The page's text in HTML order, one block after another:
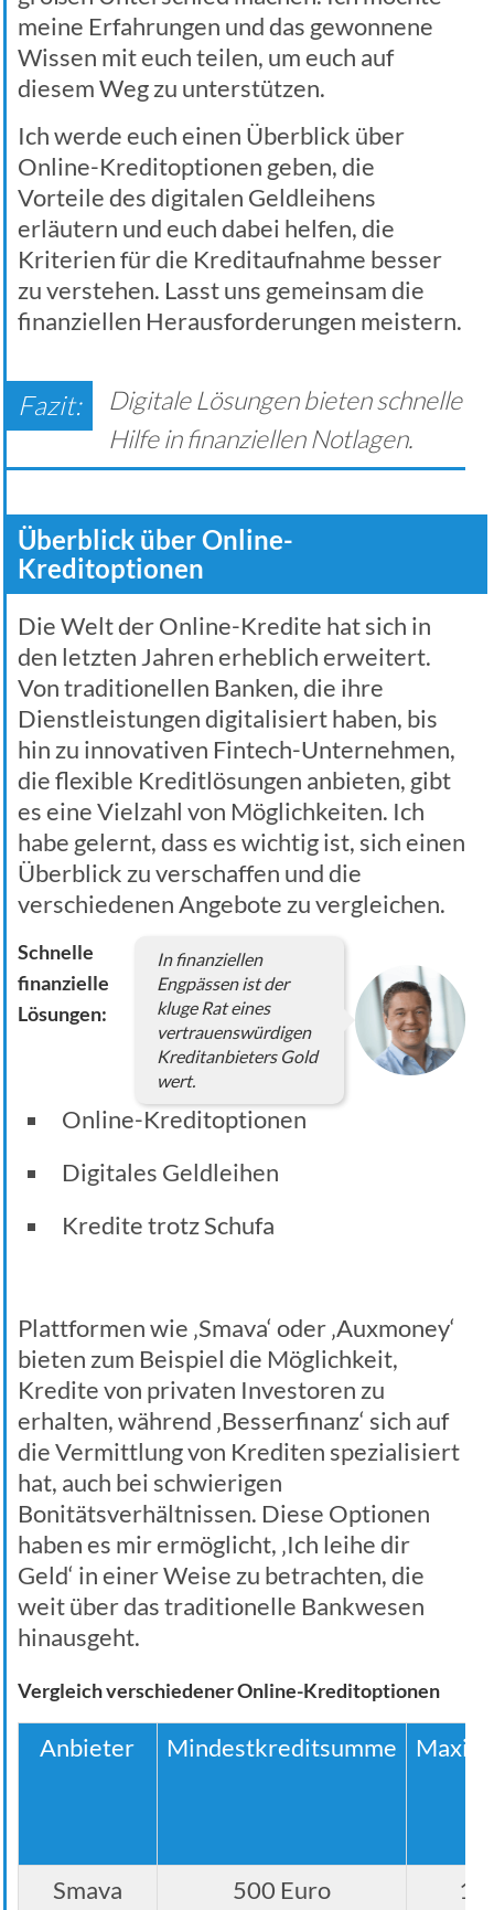
meine Erfahrungen und das gewonnene
Wissen mit euch teilen, um euch auf
diesem Weg zu unterstützen.
Ich werde euch einen Überblick über
Online-Kreditoptionen geben, die
Vorteile des digitalen Geldleihens
erläutern und euch dabei helfen, die
Kriterien für die Kreditaufnahme besser
zu verstehen. Lasst uns gemeinsam die
finanziellen Herausforderungen meistern.
Digitale Lösungen bieten schnelle
Hilfe in finanziellen Notlagen.
Überblick über Online-
Kreditoptionen
Die Welt der Online-Kredite hat sich in
den letzten Jahren erheblich erweitert.
Von traditionellen Banken, die ihre
Dienstleistungen digitalisiert haben, bis
hin zu innovativen Fintech-Unternehmen,
die flexible Kreditlösungen anbieten, gibt
es eine Vielzahl von Möglichkeiten. Ich
habe gelernt, dass es wichtig ist, sich einen
Überblick zu verschaffen und die
verschiedenen Angebote zu vergleichen.
In finanziellen
Engpässen ist der
kluge Rat eines
vertrauenswürdigen
Kreditanbieters Gold
wert.
Schnelle
finanzielle
Lösungen:
Online-Kreditoptionen
Digitales Geldleihen
Kredite trotz Schufa
Plattformen wie ‚Smava‘ oder ‚Auxmoney‘
bieten zum Beispiel die Möglichkeit,
Kredite von privaten Investoren zu
erhalten, während ‚Besserfinanz‘ sich auf
die Vermittlung von Krediten spezialisiert
hat, auch bei schwierigen
Bonitätsverhältnissen. Diese Optionen
haben es mir ermöglicht, ‚Ich leihe dir
Geld‘ in einer Weise zu betrachten, die
weit über das traditionelle Bankwesen
hinausgeht.
Vergleich verschiedener Online-Kreditoptionen
Anbieter Mindestkreditsumme
Smava 500 Euro